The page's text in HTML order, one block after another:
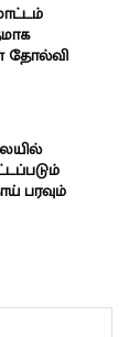
தோல்வி
பரவும்